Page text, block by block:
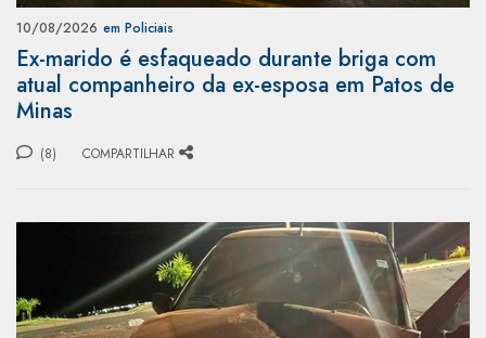
10/08/2026 em Policiais
Ex-marido é esfaqueado durante briga com
atual companheiro da ex-esposa em Patos de
Minas
(8) COMPARTILHAR